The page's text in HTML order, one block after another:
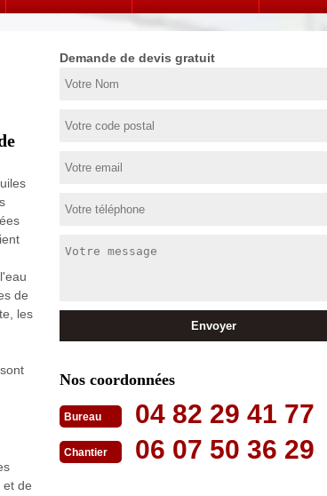
de
les
et de
Demande de devis gratuit
Nos coordonnées
Bureau 04 82 29 41 77
Chantier 06 07 50 36 29